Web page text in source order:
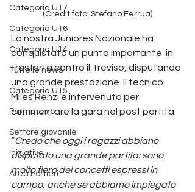
Categoria U17
Categoria U16
Categoria U14
Tutte le news
Categoria U15
Partnership
Settore giovanile
Iniziative
Area Portieri
(Credit foto: Stefano Ferrua)
La nostra Juniores Nazionale ha
conquistato un punto importante  in
trasferta contro il Treviso, disputando
una grande prestazione. Il tecnico
Miles Renzi è intervenuto per
commentare la gara nel post partita.
“Credo che oggi i ragazzi abbiano
disputato una grande partita: sono
molto fiero dei concetti espressi in
campo, anche se abbiamo impiegato